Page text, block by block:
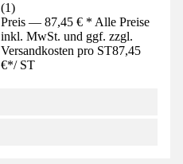
(1)
Preis — 87,45 € * Alle Preise
inkl. MwSt. und ggf. zzgl.
Versandkosten pro ST87,45
€*/ ST